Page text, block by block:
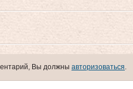
Вы должны авторизоваться